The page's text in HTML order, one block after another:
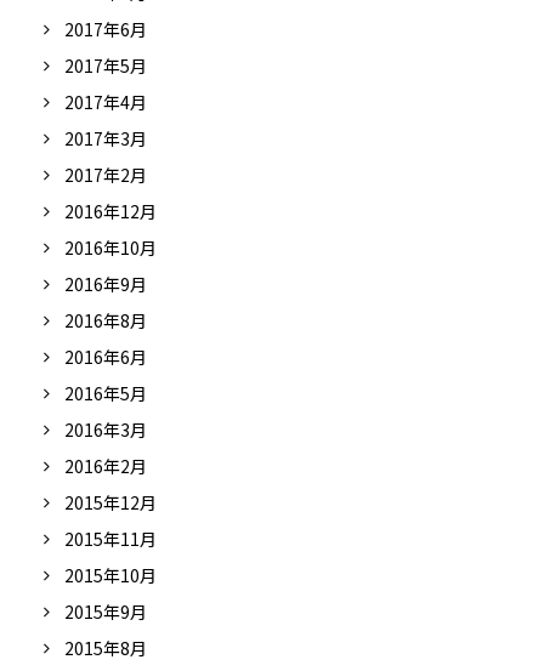
2017年6月
2017年5月
2017年4月
2017年3月
2017年2月
2016年12月
2016年10月
2016年9月
2016年8月
2016年6月
2016年5月
2016年3月
2016年2月
2015年12月
2015年11月
2015年10月
2015年9月
2015年8月